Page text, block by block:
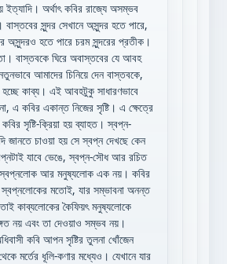
ইত্যাদি। অর্থাৎ কবির রাজ্যে অসম্ভব
সুন্দর সেখানে অসুন্দর হতে পারে,
অসুন্দরও হতে পারে চরম সুন্দরের প্রতীক।
বাস্তবকে ঘিরে অবাস্তবের যে আবহ
আমাদের চিনিয়ে দেন বাস্তবকে,
কাব্য। এই আবহটুকু সাধারণভাবে
এ কবির একান্ত নিজের সৃষ্টি। এ ক্ষেত্রে
সৃষ্টি-ক্রিয়া হয় ব্যাহত। স্বপ্ন-
জানতে চাওয়া হয় সে স্বপ্ন দেখছে কেন
যাবে ভেঙে, স্বপ্ন-সৌধ আর রচিত
স্বপ্নলোক আর মনুষ্যলোক এক নয়। কবির
মতোই, যার সম্ভাবনা অনন্ত
কাব্যলোকের কৈফিয়ৎ মনুষ্যলোকে
নয় এবং তা দেওয়াও সম্ভব নয়।
কবি আপন সৃষ্টির তুলনা খোঁজেন
মর্তের ধূলি-কণার মধ্যেও। যেখানে যার